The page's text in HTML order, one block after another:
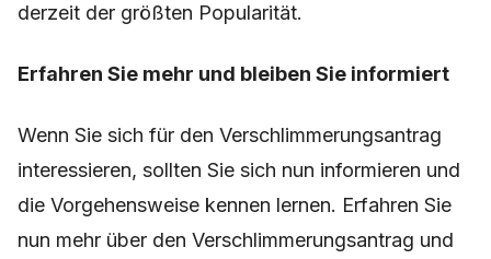
derzeit der größten Popularität.
Erfahren Sie mehr und bleiben Sie informiert
Wenn Sie sich für den Verschlimmerungsantrag
interessieren, sollten Sie sich nun informieren und
die Vorgehensweise kennen lernen. Erfahren Sie
nun mehr über den Verschlimmerungsantrag und